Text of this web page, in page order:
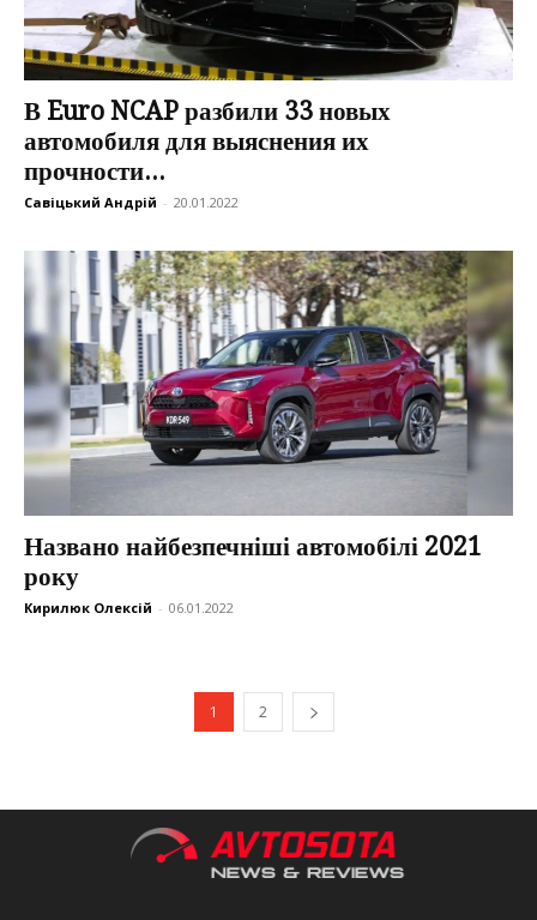
В Euro NCAP разбили 33 новых
автомобиля для выяснения их
прочности...
Савіцький Андрій - 20.01.2022
Названо найбезпечніші автомобілі 2021
року
Кирилюк Олексій - 06.01.2022
1 2